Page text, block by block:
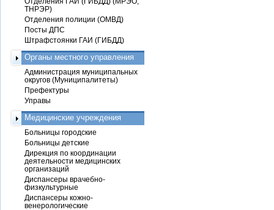
ТНРЭР)
Отделения полиции (ОМВД)
Посты ДПС
Штрафстоянки ГАИ (ГИБДД)
Органы местного управления
Администрация муниципальных
округов (Муниципалитеты)
Префектуры
Управы
Медицинские учреждения
Больницы городские
Больницы детские
Дирекция по координации
деятельности медицинских
организаций
Диспансеры врачебно-
физкультурные
Диспансеры кожно-
венерологические